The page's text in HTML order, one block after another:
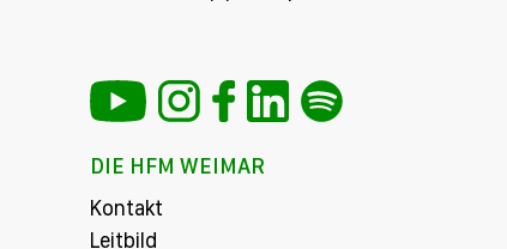
DIE HFM WEIMAR
Kontakt
Leitbild